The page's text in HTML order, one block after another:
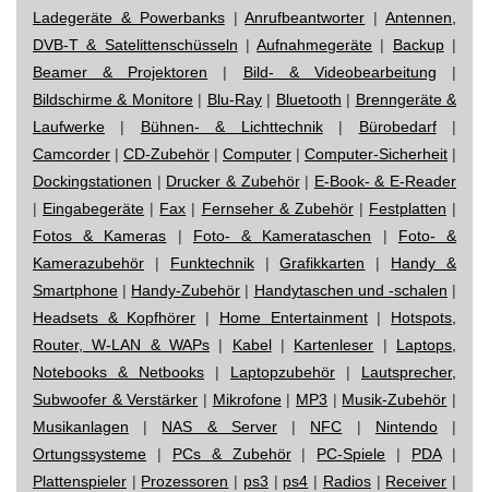
Ladegeräte & Powerbanks|Anrufbeantworter |Antennen,
DVB-T & Satelittenschüsseln |Aufnahmegeräte | Backup|
Beamer & Projektoren | Bild- & Videobearbeitung |
Bildschirme & Monitore| Blu-Ray| Bluetooth | Brenngeräte &
Laufwerke | Bühnen- & Lichttechnik| Bürobedarf|
Camcorder | CD-Zubehör | Computer | Computer-Sicherheit |
Dockingstationen | Drucker & Zubehör| E-Book- & E-Reader
| Eingabegeräte | Fax | Fernseher & Zubehör| Festplatten |
Fotos & Kameras | Foto- & Kamerataschen | Foto- &
Kamerazubehör | Funktechnik|Grafikkarten | Handy &
Smartphone | Handy-Zubehör | Handytaschen und -schalen |
Headsets & Kopfhörer | Home Entertainment| Hotspots,
Router, W-LAN & WAPs | Kabel| Kartenleser | Laptops,
Notebooks & Netbooks | Laptopzubehör | Lautsprecher,
Subwoofer & Verstärker | Mikrofone| MP3 | Musik-Zubehör |
Musikanlagen | NAS & Server| NFC | Nintendo|
Ortungssysteme | PCs & Zubehör| PC-Spiele | PDA|
Plattenspieler | Prozessoren | ps3 | ps4 | Radios| Receiver |